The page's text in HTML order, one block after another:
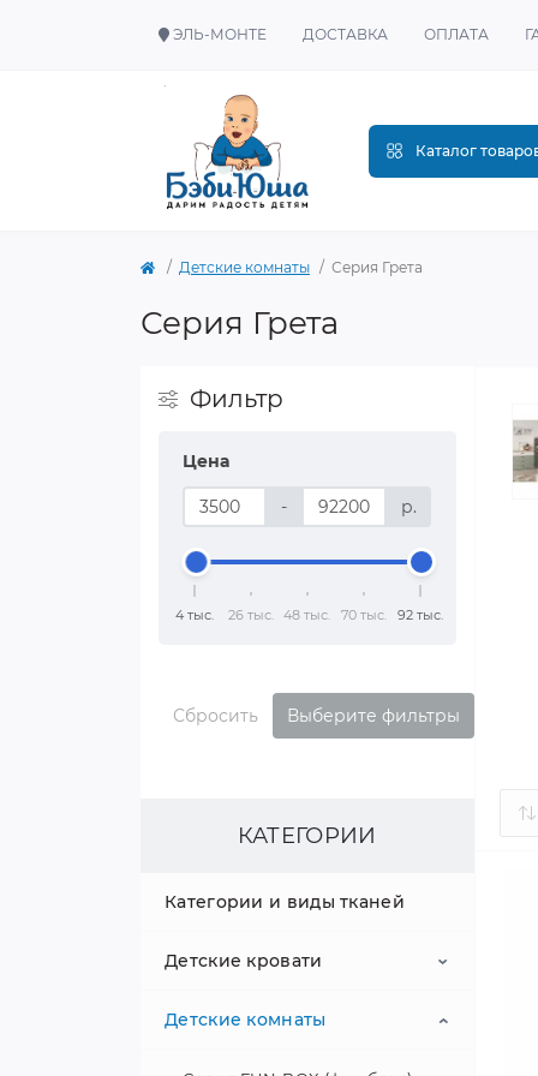
ЭЛЬ-МОНТЕ ДОСТАВКА ОПЛАТА
Каталог
Детские комнаты Серия Грета
Серия Грета
Фильтр
Цена
- р.
4 тыс. 26 тыс. 48 тыс. 70 тыс. 92 тыс.
Сбросить Выберите фильтры
КАТЕГОРИИ
Категории и виды тканей
Детские кровати
Односпальные кровати
Детские комнаты